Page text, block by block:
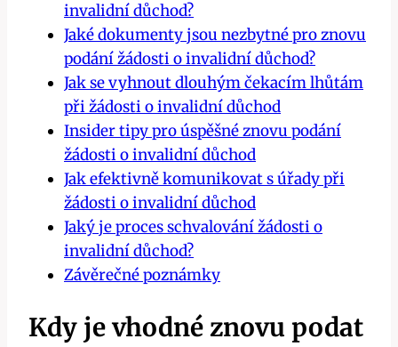
invalidní důchod?
Jaké dokumenty jsou nezbytné pro znovu
podání žádosti o invalidní důchod?
Jak se vyhnout dlouhým čekacím lhůtám
při žádosti o invalidní důchod
Insider tipy pro úspěšné znovu podání
žádosti o invalidní důchod
Jak efektivně komunikovat s úřady při
žádosti o invalidní důchod
Jaký je proces schvalování žádosti o
invalidní důchod?
Závěrečné poznámky
Kdy je vhodné znovu podat